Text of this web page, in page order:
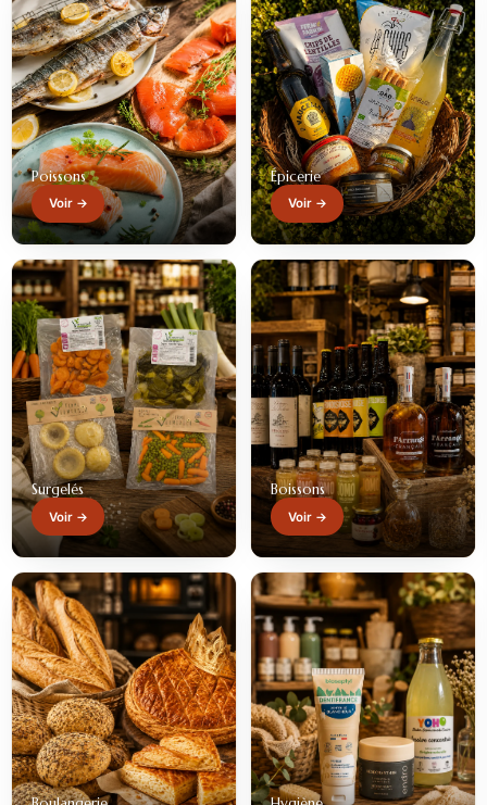
Poissons
Voir →
Épicerie
Voir →
Surgelés
Voir →
Boissons
Voir →